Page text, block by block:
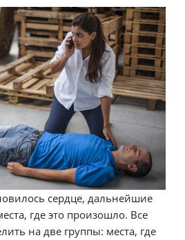
сердце, дальнейшие
где это произошло. Все
на две группы: места, где